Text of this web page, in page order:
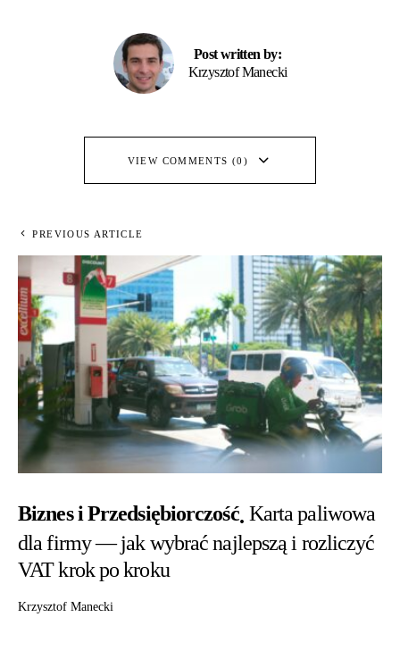
Post written by:
Krzysztof Manecki
VIEW COMMENTS (0)
PREVIOUS ARTICLE
Biznes i Przedsiębiorczość Karta paliwowa
dla firmy — jak wybrać najlepszą i rozliczyć
VAT krok po kroku
Krzysztof Manecki